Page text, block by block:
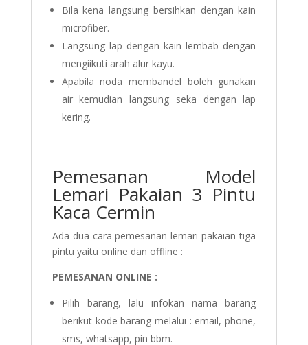
Bila kena langsung bersihkan dengan kain
microfiber.
Langsung lap dengan kain lembab dengan
mengiikuti arah alur kayu.
Apabila noda membandel boleh gunakan
air kemudian langsung seka dengan lap
kering.
Pemesanan Model
Lemari Pakaian 3 Pintu
Kaca Cermin
Ada dua cara pemesanan lemari pakaian tiga
pintu yaitu online dan offline :
PEMESANAN ONLINE :
Pilih barang, lalu infokan nama barang
berikut kode barang melalui : email, phone,
sms, whatsapp, pin bbm.